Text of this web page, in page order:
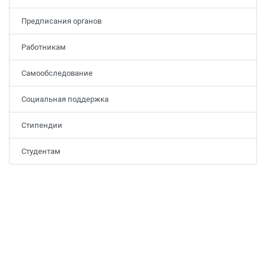
Предписания органов
Работникам
Самообследование
Социальная поддержка
Стипендии
Студентам